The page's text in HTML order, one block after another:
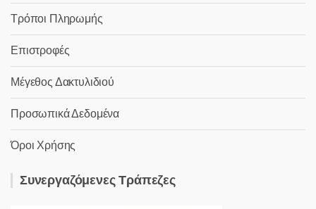
Τρόποι Πληρωμής
Επιστροφές
Μέγεθος Δακτυλιδιού
Προσωπικά Δεδομένα
Όροι Χρήσης
Συνεργαζόμενες Τράπεζες